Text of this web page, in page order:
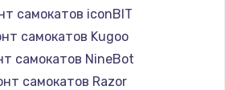
конфорки
1100 руб.
самокатов iconBIT
самокатов Kugoo
самокатов NineBot
самокатов Razor